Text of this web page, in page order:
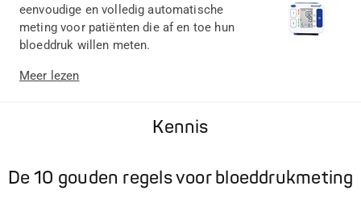
eenvoudige en volledig automatische
meting voor patiënten die af en toe hun
bloeddruk willen meten.
Meer lezen
Kennis
De 10 gouden regels voor bloeddrukmeting